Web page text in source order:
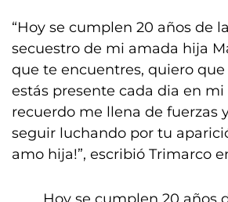
“Hoy se cumplen 20 años de
secuestro de mi amada hija
que te encuentres, quiero que
estás presente cada dia en mi
recuerdo me llena de fuerzas
seguir luchando por tu
amo hija!”, escribió Trimarco